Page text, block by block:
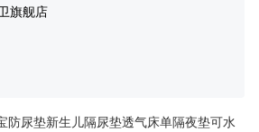
旗舰店
防尿垫新生儿隔尿垫透气床单隔夜垫可水